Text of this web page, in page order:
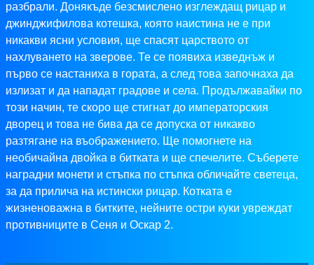
разбрали. Донякъде безсмислено изглеждащ рицар и
джинджифилова котешка, която наистина не е при
никакви ясни условия, ще спасят царството от
нахлуването на зверове. Те се появиха изведнъж и
първо се настаниха в гората, а след това започнаха да
излизат и да нападат градове и села. Продължавайки по
този начин, те скоро ще стигнат до императорския
дворец и това не бива да се допуска от никакво
разтягане на въображението. Ще помогнете на
необичайна двойка в битката и ще спечелите. Съберете
наградни монети и стъпка по стъпка обличайте светеца,
за да прилича на истински рицар. Котката е
жизненоважна в битките, нейните остри куки увреждат
противниците в Сеня и Оскар 2.